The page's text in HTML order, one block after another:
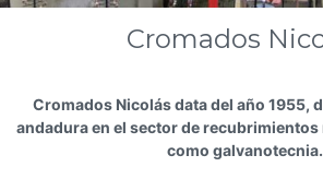
Cromados
Cromados Nicolás data del año 1955,
andadura en el sector de
como galvanotecnia.